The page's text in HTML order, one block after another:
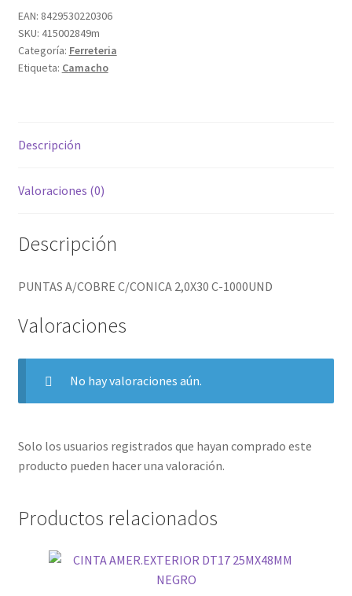
1000UND
cantidad
EAN: 8429530220306
SKU: 415002849m
Categoría: Ferreteria
Etiqueta: Camacho
Descripción
Valoraciones (0)
Descripción
PUNTAS A/COBRE C/CONICA 2,0X30 C-1000UND
Valoraciones
No hay valoraciones aún.
Solo los usuarios registrados que hayan comprado este
producto pueden hacer una valoración.
Productos relacionados